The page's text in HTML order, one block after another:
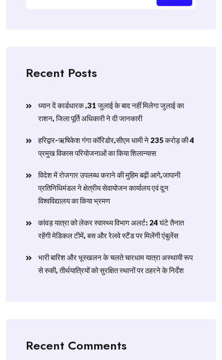
Recent Posts
ध्यान दें कार्डधारक ,31 जुलाई के बाद नहीं मिलेगा जुलाई का
राशन, जिला पूर्ति अधिकारी ने दी जानकारी
हरिद्वार-ऋषिकेश गंगा कॉरिडोर,सीएम धामी ने 235 करोड़ की 4
प्रमुख विकास परियोजनाओं का किया शिलान्यास
विदेश में रोजगार उपलब्ध कराने की मुहिम बढ़ी आगे,जापानी
प्रतिनिधिमंडल ने क्षेत्रीय सेवायोजन कार्यालय एवं दून
विश्वविद्यालय का किया भ्रमण
​कांवड़ यात्रा को लेकर स्वास्थ्य विभाग अलर्ट: 24 घंटे तैनात
रहेंगी मेडिकल टीमें, बस और रेलवे स्टैंड पर मिलेंगी एंबुलेंस
​भारी बारिश और भूस्खलन के चलते चारधाम यात्रा अस्थायी रूप
से रुकी, तीर्थयात्रियों को सुरक्षित स्थानों पर ठहरने के निर्देश
Recent Comments